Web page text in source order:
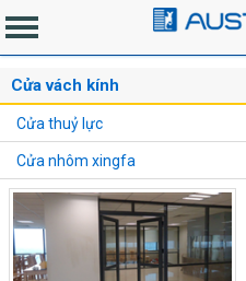
Cửa vách kính
Cửa thuỷ lực
Cửa nhôm xingfa